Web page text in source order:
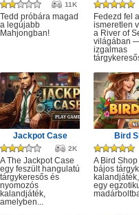
11K
Tedd próbára magad
a legújabb
Mahjongban!
Fedezd fel
ismeretlen
a River of
világában
izgalmas
Jackpot Case
2K
A The Jackpot Case
egy feszült hangulatú
tárgykeresős és
nyomozós
kalandjáték,
amelyben...
Bird
A Bird
bájos
egy